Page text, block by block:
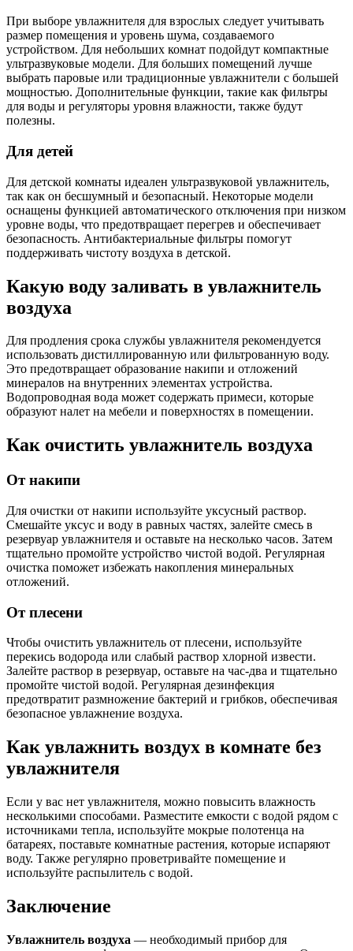
При выборе увлажнителя для взрослых следует учитывать
размер помещения и уровень шума, создаваемого
устройством. Для небольших комнат подойдут компактные
ультразвуковые модели. Для больших помещений лучше
выбрать паровые или традиционные увлажнители с большей
мощностью. Дополнительные функции, такие как фильтры
для воды и регуляторы уровня влажности, также будут
полезны.
Для детей
Для детской комнаты идеален ультразвуковой увлажнитель,
так как он бесшумный и безопасный. Некоторые модели
оснащены функцией автоматического отключения при низком
уровне воды, что предотвращает перегрев и обеспечивает
безопасность. Антибактериальные фильтры помогут
поддерживать чистоту воздуха в детской.
Какую воду заливать в увлажнитель
воздуха
Для продления срока службы увлажнителя рекомендуется
использовать дистиллированную или фильтрованную воду.
Это предотвращает образование накипи и отложений
минералов на внутренних элементах устройства.
Водопроводная вода может содержать примеси, которые
образуют налет на мебели и поверхностях в помещении.
Как очистить увлажнитель воздуха
От накипи
Для очистки от накипи используйте уксусный раствор.
Смешайте уксус и воду в равных частях, залейте смесь в
резервуар увлажнителя и оставьте на несколько часов. Затем
тщательно промойте устройство чистой водой. Регулярная
очистка поможет избежать накопления минеральных
отложений.
От плесени
Чтобы очистить увлажнитель от плесени, используйте
перекись водорода или слабый раствор хлорной извести.
Залейте раствор в резервуар, оставьте на час-два и тщательно
промойте чистой водой. Регулярная дезинфекция
предотвратит размножение бактерий и грибков, обеспечивая
безопасное увлажнение воздуха.
Как увлажнить воздух в комнате без
увлажнителя
Если у вас нет увлажнителя, можно повысить влажность
несколькими способами. Разместите емкости с водой рядом с
источниками тепла, используйте мокрые полотенца на
батареях, поставьте комнатные растения, которые испаряют
воду. Также регулярно проветривайте помещение и
используйте распылитель с водой.
Заключение
Увлажнитель воздуха — необходимый прибор для